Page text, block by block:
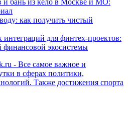
и бань из кело в Москве и МО:
как получить чистый
интеграций для финтех-проектов:
экосистемы
- Все самое важное и
в сферах политики,
Также достижения спорта